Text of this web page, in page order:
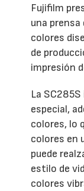
Fujifilm
una
colores
de
impresión
La
especial,
colores, lo
colores en
puede
estilo de
colores